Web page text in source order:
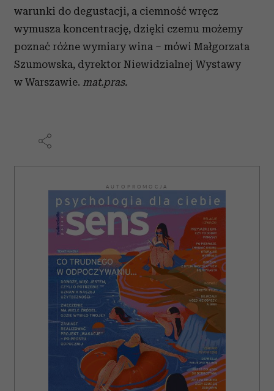
warunki do degustacji, a ciemność wręcz
wymusza koncentrację, dzięki czemu możemy
poznać różne wymiary wina – mówi Małgorzata
Szumowska, dyrektor Niewidzialnej Wystawy
w Warszawie. mat.pras.
AUTOPROMOCJA